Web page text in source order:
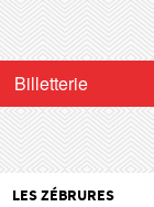
Billetterie
LES ZÉBRURES